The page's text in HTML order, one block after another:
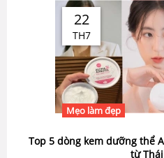
22
TH7
Mẹo làm đẹp
Top 5 dòng kem dưỡng thể
từ